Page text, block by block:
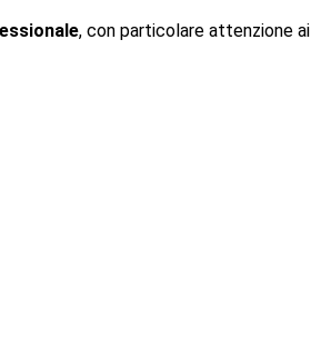
, con particolare attenzione ai